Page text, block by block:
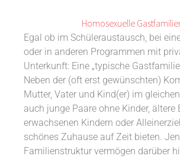
Homosexuelle
Egal ob im Schüleraustausch, bei
oder in anderen Programmen mit
Unterkunft: Eine „typische
Neben der (oft erst gewünschten)
Mutter, Vater und Kind(er) im
auch junge Paare ohne Kinder, ältere
erwachsenen Kindern oder
schönes Zuhause auf Zeit bieten.
Familienstruktur vermögen darüber